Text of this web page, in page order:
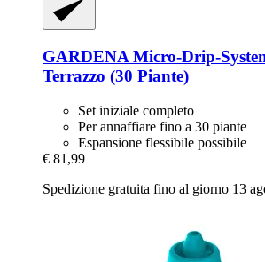
GARDENA Micro-​Drip-​
Terrazzo (30 Piante)
Set iniziale completo
Per annaffiare fino a 30 piante
Espansione flessibile possibile
€ 81,99
Spedizione gratuita fino al giorno 13